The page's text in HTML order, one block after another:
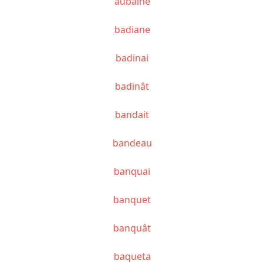
badiane
badinai
badinât
bandait
bandeau
banquai
banquet
banquât
baqueta